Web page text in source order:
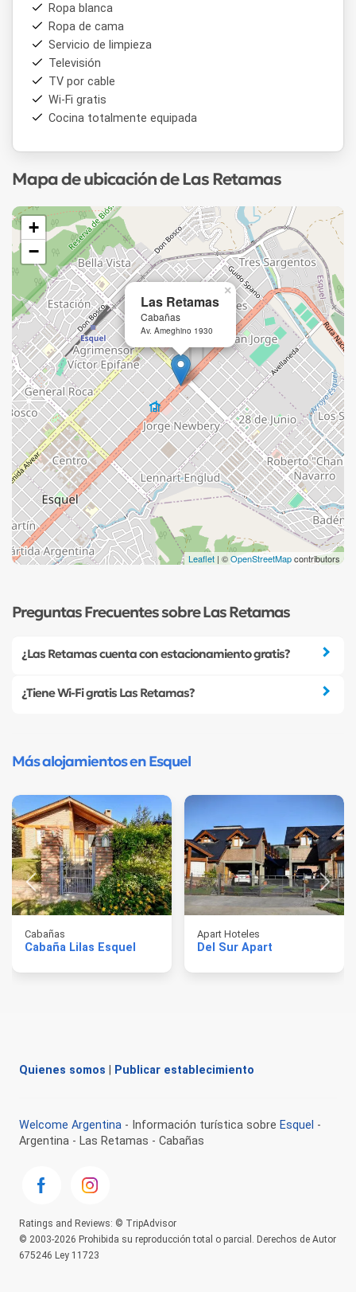
Ropa blanca
Ropa de cama
Servicio de limpieza
Televisión
TV por cable
Wi-Fi gratis
Cocina totalmente equipada
Mapa de ubicación de Las Retamas
Las Retamas
Cabañas
Av. Ameghino 1930
×
+
−
Leaflet | ©OpenStreetMapcontributors
Preguntas Frecuentes sobre Las Retamas
¿Las Retamas cuenta con estacionamiento gratis?
¿Tiene Wi-Fi gratis Las Retamas?
Más alojamientos en Esquel
Cabañas
Cabaña Lilas Esquel
Apart Hoteles
Del Sur Apart
Quienes somos Publicar establecimiento
Welcome Argentina - Información turística sobre Esquel -
Argentina - Las Retamas - Cabañas
Ratings and Reviews: © TripAdvisor
© 2003-2026 Prohibida su reproducción total o parcial. Derechos de Autor
675246 Ley 11723